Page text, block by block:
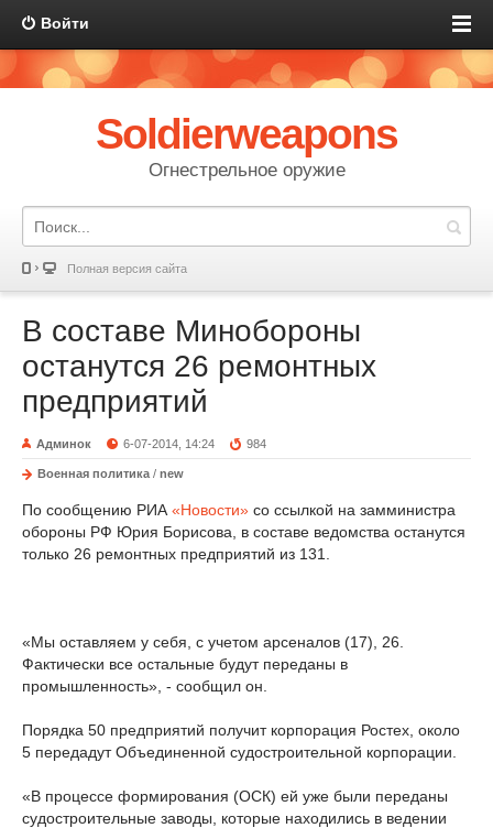
Войти
Soldierweapons
Огнестрельное оружие
Полная версия сайта
В составе Минобороны
останутся 26 ремонтных
предприятий
Админок 6-07-2014, 14:24 984
Военная политика / new
По сообщению РИА «Новости» со ссылкой на замминистра
обороны РФ Юрия Борисова, в составе ведомства останутся
только 26 ремонтных предприятий из 131.
«Мы оставляем у себя, с учетом арсеналов (17), 26.
Фактически все остальные будут переданы в
промышленность», - сообщил он.
Порядка 50 предприятий получит корпорация Ростех, около
5 передадут Объединенной судостроительной корпорации.
«В процессе формирования (ОСК) ей уже были переданы
судостроительные заводы, которые находились в ведении